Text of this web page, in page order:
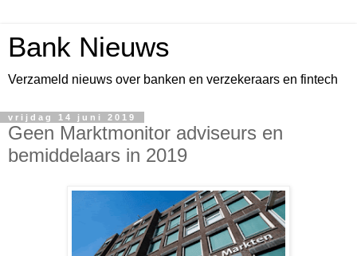
Bank Nieuws
Verzameld nieuws over banken en verzekeraars en fintech
vrijdag 14 juni 2019
Geen Marktmonitor adviseurs en
bemiddelaars in 2019